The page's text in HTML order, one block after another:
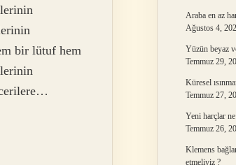
bir lütuf hem
Araba en az
Ağustos 4,
Yüzün beyaz
Temmuz 29,
Küresel
Temmuz 27,
Yeni harçlar
Temmuz 26,
Klemens
etmeliyiz ?